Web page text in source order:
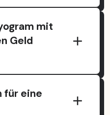
ermöglichen es
mit
Geld
Geld von
für eine